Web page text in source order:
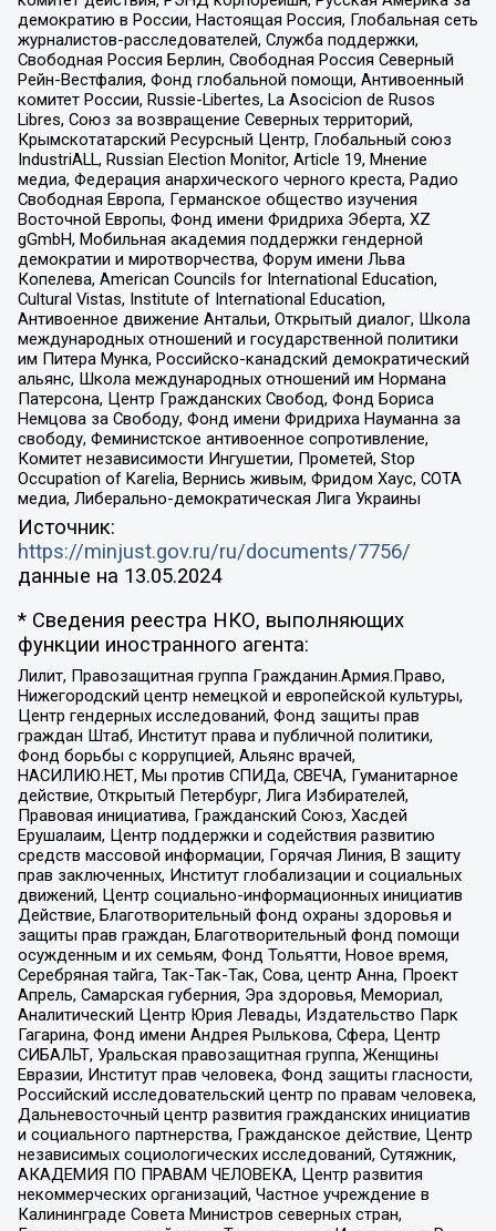
демократию в России, Настоящая Россия, Глобальная сеть
журналистов-расследователей, Служба поддержки,
Свободная Россия Берлин, Свободная Россия Северный
Рейн-Вестфалия, Фонд глобальной помощи, Антивоенный
комитет России, Russie-Libertes, La Asocicion de Rusos
Libres, Союз за возвращение Северных территорий,
Крымскотатарский Ресурсный Центр, Глобальный союз
IndustriALL, Russian Election Monitor, Article 19, Мнение
медиа, Федерация анархического черного креста, Радио
Свободная Европа, Германское общество изучения
Восточной Европы, Фонд имени Фридриха Эберта, XZ
gGmbH, Мобильная академия поддержки гендерной
демократии и миротворчества, Форум имени Льва
Копелева, American Councils for International Education,
Cultural Vistas, Institute of International Education,
Антивоенное движение Антальи, Открытый диалог, Школа
международных отношений и государственной политики
им Питера Мунка, Российско-канадский демократический
альянс, Школа международных отношений им Нормана
Патерсона, Центр Гражданских Свобод, Фонд Бориса
Немцова за Свободу, Фонд имени Фридриха Науманна за
свободу, Феминистское антивоенное сопротивление,
Комитет независимости Ингушетии, Прометей, Stop
Occupation of Karelia, Вернись живым, Фридом Хаус, СОТА
медиа, Либерально-демократическая Лига Украины
Источник:
https://minjust.gov.ru/ru/documents/7756/
данные на 13.05.2024
* Сведения реестра НКО, выполняющих
функции иностранного агента:
Лилит, Правозащитная группа Гражданин.Армия.Право,
Нижегородский центр немецкой и европейской культуры,
Центр гендерных исследований, Фонд защиты прав
граждан Штаб, Институт права и публичной политики,
Фонд борьбы с коррупцией, Альянс врачей,
НАСИЛИЮ.НЕТ, Мы против СПИДа, СВЕЧА, Гуманитарное
действие, Открытый Петербург, Лига Избирателей,
Правовая инициатива, Гражданский Союз, Хасдей
Ерушалаим, Центр поддержки и содействия развитию
средств массовой информации, Горячая Линия, В защиту
прав заключенных, Институт глобализации и социальных
движений, Центр социально-информационных инициатив
Действие, Благотворительный фонд охраны здоровья и
защиты прав граждан, Благотворительный фонд помощи
осужденным и их семьям, Фонд Тольятти, Новое время,
Серебряная тайга, Так-Так-Так, Сова, центр Анна, Проект
Апрель, Самарская губерния, Эра здоровья, Мемориал,
Аналитический Центр Юрия Левады, Издательство Парк
Гагарина, Фонд имени Андрея Рылькова, Сфера, Центр
СИБАЛЬТ, Уральская правозащитная группа, Женщины
Евразии, Институт прав человека, Фонд защиты гласности,
Российский исследовательский центр по правам человека,
Дальневосточный центр развития гражданских инициатив
и социального партнерства, Гражданское действие, Центр
независимых социологических исследований, Сутяжник,
АКАДЕМИЯ ПО ПРАВАМ ЧЕЛОВЕКА, Центр развития
некоммерческих организаций, Частное учреждение в
Калининграде Совета Министров северных стран,